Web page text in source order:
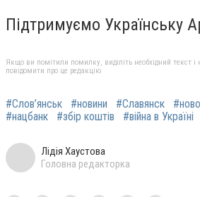
Підтримуємо Українську
Якщо ви помітили помилку, виділіть необхідний текст і
повідомити про це редакцію
#Слов’янськ #новини #Славянск
#нацбанк
#збір коштів #війна в Україні
Лідія Хаустова
Головна редакторка